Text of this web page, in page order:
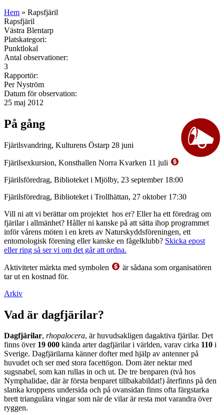
Hem » Rapsfjäril
Rapsfjäril
Västra Blentarp
Platskategori:
Punktlokal
Antal observationer:
3
Rapportör:
Per Nyström
Datum för observation:
25 maj 2012
På gång
Fjärilsvandring, Kulturens Östarp 28 juni
Fjärilsexkursion, Konsthallen Norra Kvarken 11 juli
Fjärilsföredrag, Biblioteket i Mjölby, 23 september 18:00
Fjärilsföredrag, Biblioteket i Trollhättan, 27 oktober 17:30
Vill ni att vi berättar om projektet hos er? Eller ha ett föredrag om
fjärilar i allmänhet? Håller ni kanske på att sätta ihop programmet
inför vårens möten i en krets av Naturskyddsföreningen, ett
entomologisk förening eller kanske en fågelklubb? Skicka epost
eller ring så ser vi om det går att ordna.
Aktiviteter märkta med symbolen
är sådana som organisatören
tar ut en kostnad för.
Arkiv
Vad är dagfjärilar?
Dagfjärilar, rhopalocera, är huvudsakligen dagaktiva fjärilar. Det
finns över 19 000 kända arter dagfjärilar i världen, varav cirka 110 i
Sverige. Dagfjärilarna känner dofter med hjälp av antenner på
huvudet och ser med stora facettögon. Dom äter nektar med
sugsnabel, som kan rullas in och ut. De tre benparen (två hos
Nymphalidae, där är första benparet tillbakabildat!) återfinns på den
slanka kroppens undersida och på ovansidan finns ofta färgstarka
brett triangulära vingar som när de vilar är resta mot varandra över
ryggen.